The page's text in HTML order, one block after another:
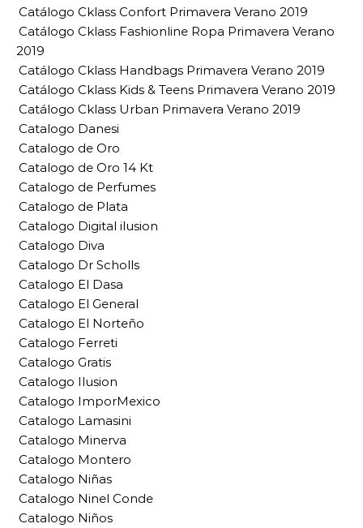
Catálogo Cklass Confort Primavera Verano 2019
Catálogo Cklass Fashionline Ropa Primavera Verano
2019
Catálogo Cklass Handbags Primavera Verano 2019
Catálogo Cklass Kids & Teens Primavera Verano 2019
Catálogo Cklass Urban Primavera Verano 2019
Catalogo Danesi
Catalogo de Oro
Catalogo de Oro 14 Kt
Catalogo de Perfumes
Catalogo de Plata
Catalogo Digital ilusion
Catalogo Diva
Catalogo Dr Scholls
Catalogo El Dasa
Catalogo El General
Catalogo El Norteño
Catalogo Ferreti
Catalogo Gratis
Catalogo Ilusion
Catalogo ImporMexico
Catalogo Lamasini
Catalogo Minerva
Catalogo Montero
Catalogo Niñas
Catalogo Ninel Conde
Catalogo Niños